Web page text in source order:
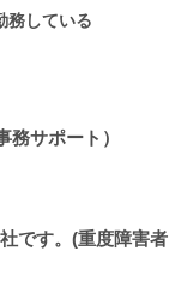
務している
サポート）
です。(重度障害者